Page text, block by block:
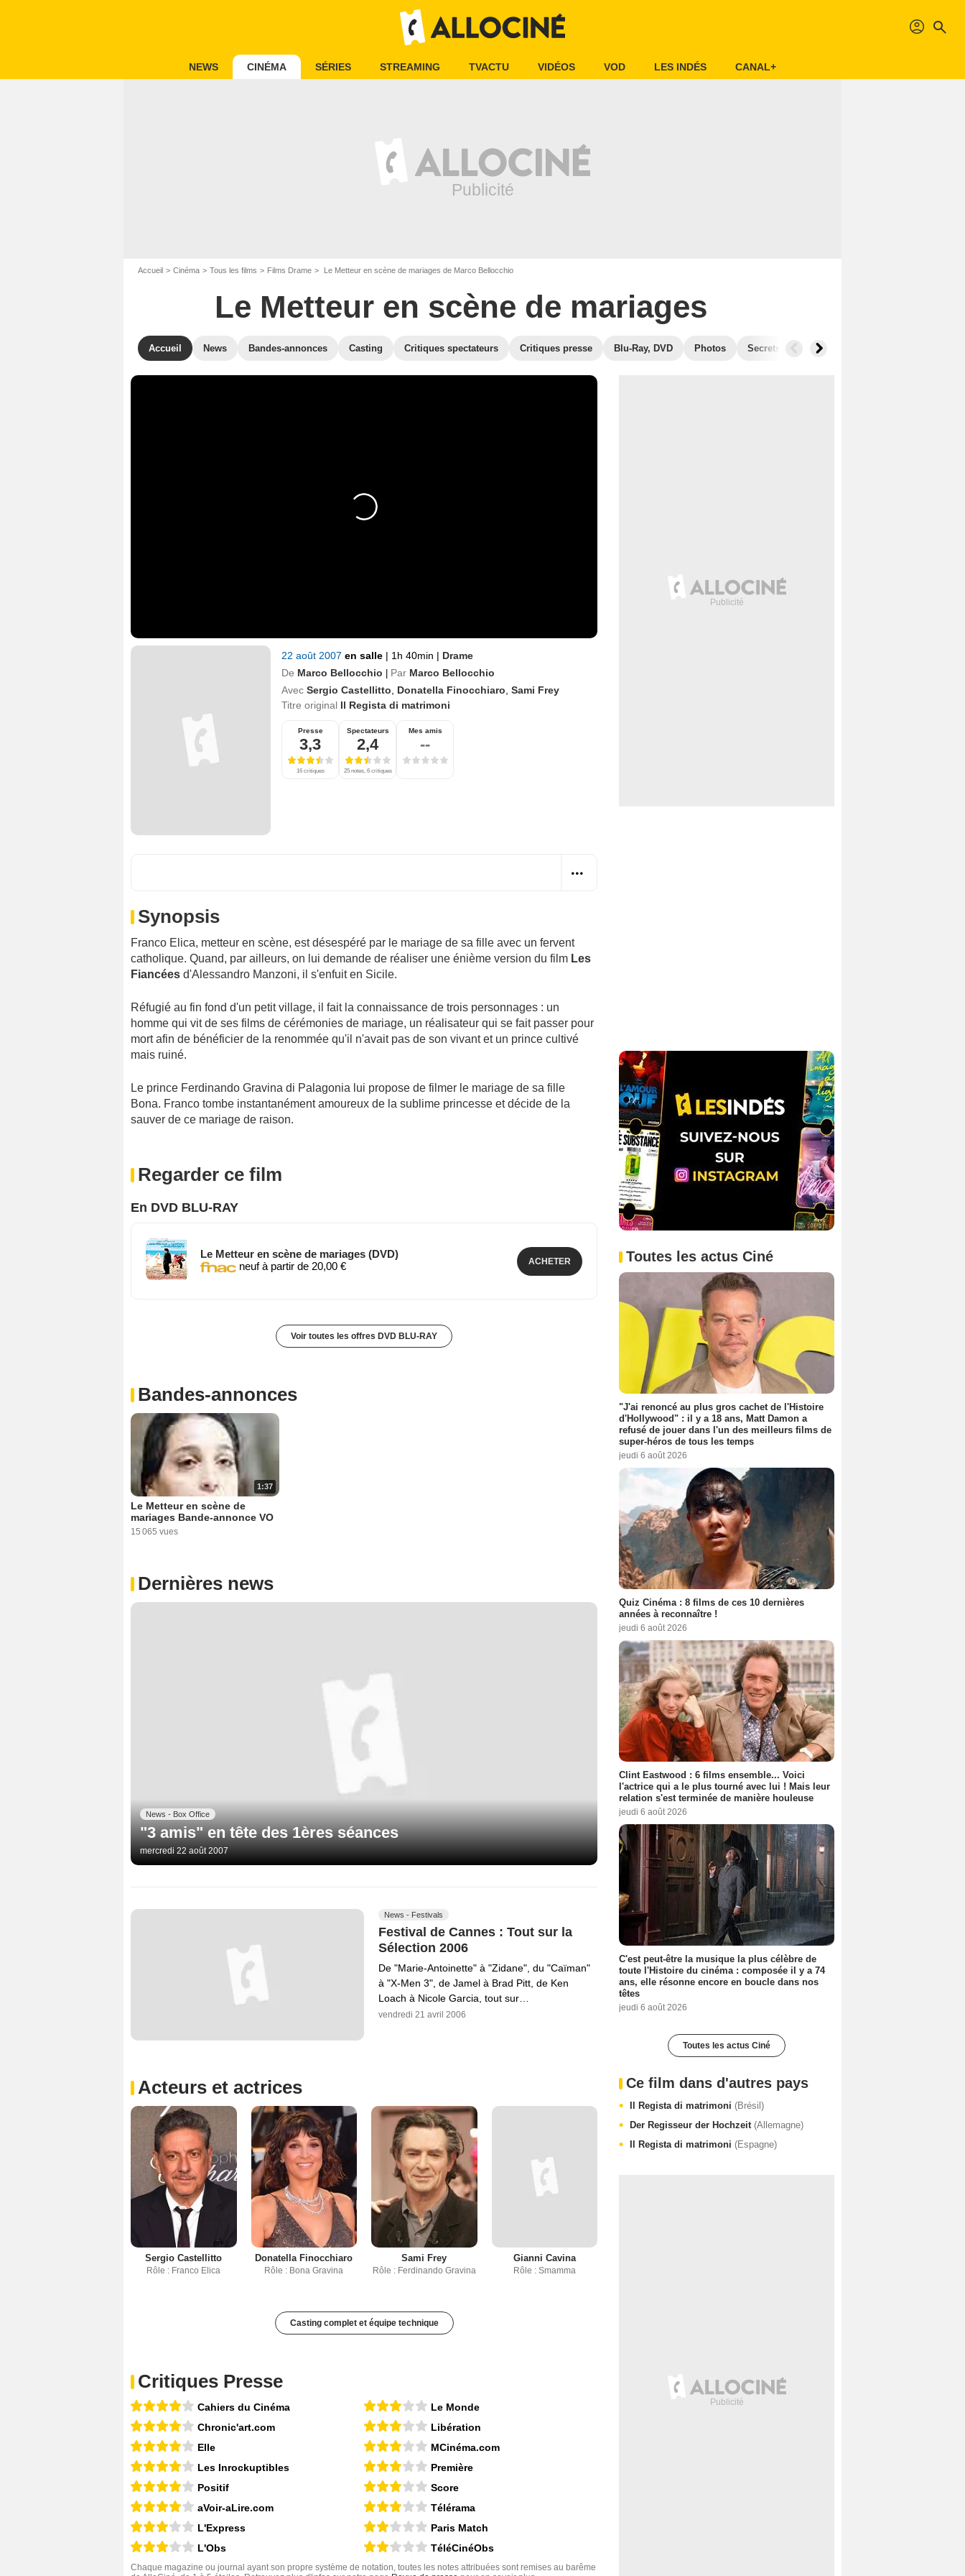
profil search
NEWS CINÉMA SÉRIES STREAMING TVACTU VIDÉOS VOD LES INDÉS CANAL+
Accueil Cinéma Tous les films Films Drame Le Metteur en scène de mariages de Marco Bellocchio
Le Metteur en scène de mariages
Accueil News Bandes-annonces Casting Critiques spectateurs Critiques presse Blu-Ray, DVD Photos Secrets de tournage
22 août 2007 en salle | 1h 40min | Drame
De Marco Bellocchio | Par Marco Bellocchio
Avec Sergio Castellitto Donatella Finocchiaro Sami Frey
Titre original Il Regista di matrimoni
Presse
3,3
16 critiques
Spectateurs
2,4
25 notes, 6 critiques
Mes amis
--
Synopsis
Franco Elica, metteur en scène, est désespéré par le mariage de sa fille avec un fervent
catholique. Quand, par ailleurs, on lui demande de réaliser une énième version du film Les
Fiancées d'Alessandro Manzoni, il s'enfuit en Sicile.
Réfugié au fin fond d'un petit village, il fait la connaissance de trois personnages : un
homme qui vit de ses films de cérémonies de mariage, un réalisateur qui se fait passer pour
mort afin de bénéficier de la renommée qu'il n'avait pas de son vivant et un prince cultivé
mais ruiné.
Le prince Ferdinando Gravina di Palagonia lui propose de filmer le mariage de sa fille
Bona. Franco tombe instantanément amoureux de la sublime princesse et décide de la
sauver de ce mariage de raison.
Regarder ce film
En DVD BLU-RAY
Le Metteur en scène de mariages (DVD)
neuf à partir de 20,00 €
ACHETER
Voir toutes les offres DVD BLU-RAY
Bandes-annonces
1:37
Le Metteur en scène de
mariages Bande-annonce VO
15 065 vues
Dernières news
News - Box Office
"3 amis" en tête des 1ères séances
mercredi 22 août 2007
News - Festivals
Festival de Cannes : Tout sur la
Sélection 2006
De "Marie-Antoinette" à "Zidane", du "Caïman"
à "X-Men 3", de Jamel à Brad Pitt, de Ken
Loach à Nicole Garcia, tout sur…
vendredi 21 avril 2006
Acteurs et actrices
Sergio Castellitto
Rôle : Franco Elica
Donatella Finocchiaro
Rôle : Bona Gravina
Sami Frey
Rôle : Ferdinando Gravina
Gianni Cavina
Rôle : Smamma
Casting complet et équipe technique
Critiques Presse
Cahiers du Cinéma
Chronic'art.com
Elle
Les Inrockuptibles
Positif
aVoir-aLire.com
L'Express
L'Obs
Le Monde
Libération
MCinéma.com
Première
Score
Télérama
Paris Match
TéléCinéObs
Chaque magazine ou journal ayant son propre système de notation, toutes les notes attribuées sont remises au barême
Toutes les actus Ciné
"J'ai renoncé au plus gros cachet de l'Histoire
d'Hollywood" : il y a 18 ans, Matt Damon a
refusé de jouer dans l'un des meilleurs films de
super-héros de tous les temps
jeudi 6 août 2026
Quiz Cinéma : 8 films de ces 10 dernières
années à reconnaître !
jeudi 6 août 2026
Clint Eastwood : 6 films ensemble... Voici
l'actrice qui a le plus tourné avec lui ! Mais leur
relation s'est terminée de manière houleuse
jeudi 6 août 2026
C'est peut-être la musique la plus célèbre de
toute l'Histoire du cinéma : composée il y a 74
ans, elle résonne encore en boucle dans nos
têtes
jeudi 6 août 2026
Toutes les actus Ciné
Ce film dans d'autres pays
Il Regista di matrimoni (Brésil)
Der Regisseur der Hochzeit (Allemagne)
Il Regista di matrimoni (Espagne)